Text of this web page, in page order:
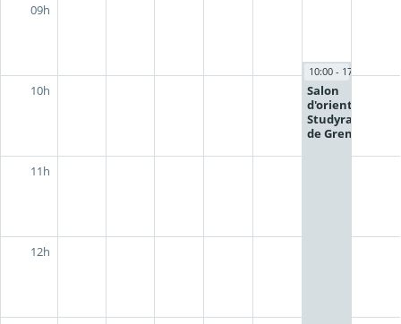
10:00 - 17:00
Salon
d'orientation
Studyrama
de Grenoble
09h
10h
11h
12h